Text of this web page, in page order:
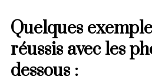
Quelques
réussis avec les
dessous :